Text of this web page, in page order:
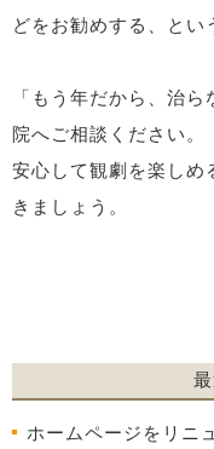
どをお勧めする、とい
「もう年だから、治
院へご相談ください。
安心して観劇を楽しめ
きましょう。
ホームページをリニ